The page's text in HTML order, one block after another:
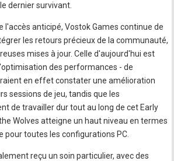
dernier survivant.
l'accès anticipé, Vostok Games continue de
les retours précieux de la communauté,
mises à jour. Celle d'aujourd'hui est
des performances - de
en effet constater une amélioration
sessions de jeu, tandis que les
de travailler dur tout au long de cet Early
Wolves atteigne un haut niveau en termes
pour toutes les configurations PC.
reçu un soin particulier, avec des